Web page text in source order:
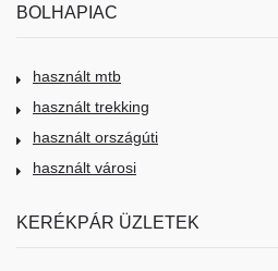
BOLHAPIAC
használt mtb
használt trekking
használt országúti
használt városi
KERÉKPÁR ÜZLETEK